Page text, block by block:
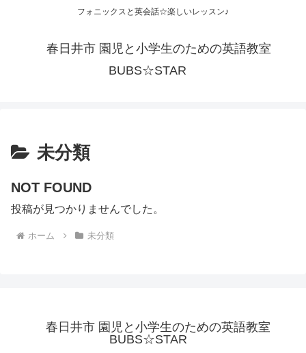
フォニックスと英会話☆楽しいレッスン♪
春日井市 園児と小学生のための英語教室
BUBS☆STAR
未分類
NOT FOUND
投稿が見つかりませんでした。
ホーム 未分類
春日井市 園児と小学生のための英語教室
BUBS☆STAR